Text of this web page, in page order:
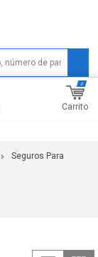
Carrito
0
Seguros Para